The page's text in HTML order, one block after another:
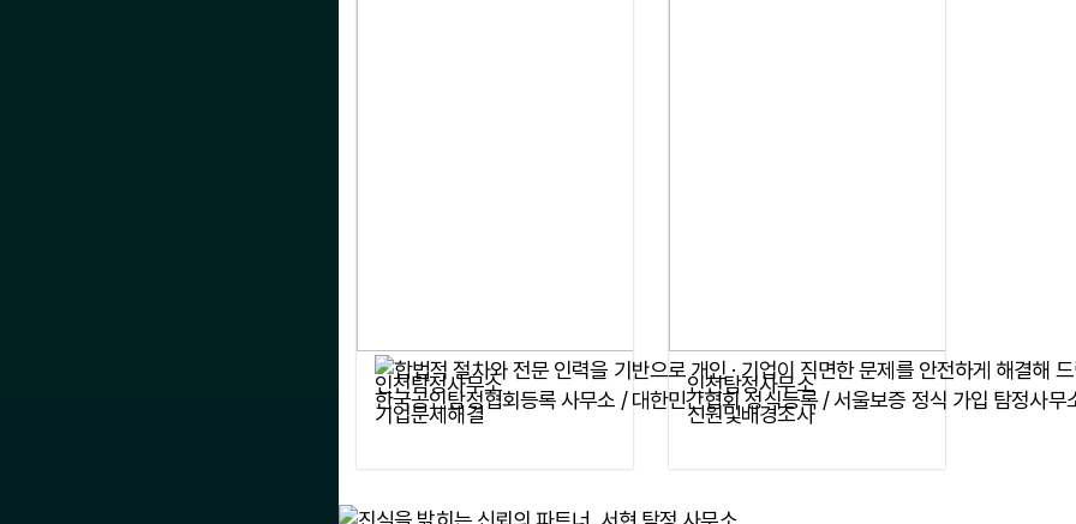
인천탐정사무소
기업문제해결
인천탐정사무소
신원및배경조사